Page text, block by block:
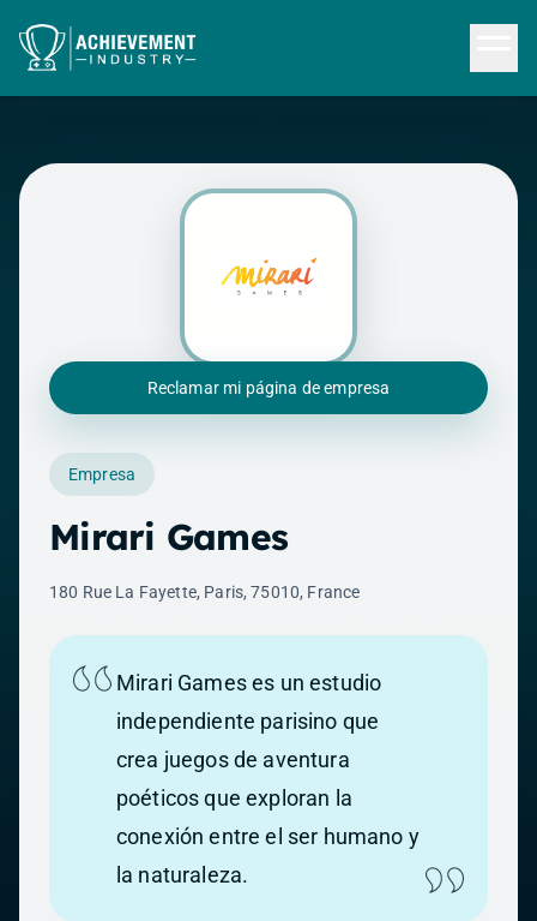
Reclamar mi página de empresa
Empresa
Mirari Games
180 Rue La Fayette, Paris, 75010, France
Mirari Games es un estudio
independiente parisino que
crea juegos de aventura
poéticos que exploran la
conexión entre el ser humano y
la naturaleza.